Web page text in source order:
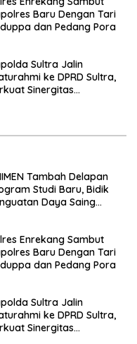
Baru Dengan Tari
dan Pedang Pora
Sultra Jalin
ke DPRD Sultra,
Sinergitas
Tambah Delapan
Studi Baru, Bidik
Daya Saing
Enrekang Sambut
Baru Dengan Tari
dan Pedang Pora
Sultra Jalin
ke DPRD Sultra,
Sinergitas